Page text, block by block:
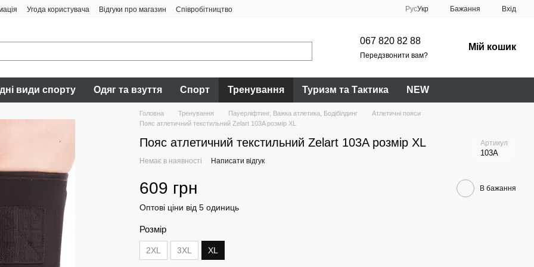
Угода користувача Відгуки про магазин Співробітництво РусУкр Бажання Вхід
067 820 82 88
Передзвонити вам?
Мій кошик
види спорту Одяг та взуття Спорт Тренування Туризм та Тактика NEW
Головна Тренування Пауерліфтинг, Важка атлетика, Бодібілдинг
Атлетичні пояси
Пояс атлетичний текстильний Zelart 103A розмір XL
Пояс атлетичний текстильний Zelart 103A розмір XL Артикул
103A
Немає в наявності Написати відгук
609 грн В бажання
Оптові ціни від 5 одиниць
Розмір
2XL 3XL XL